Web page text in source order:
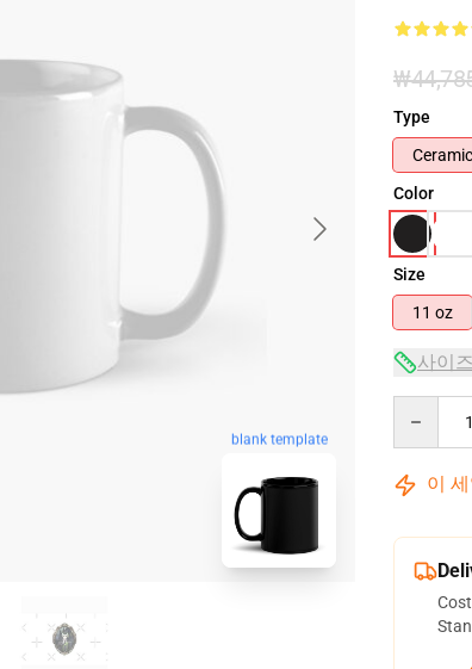
blank template
Type
Color
Size
11 oz
사이
이